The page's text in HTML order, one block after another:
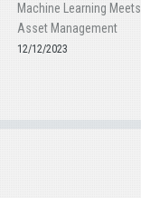
Machine Learning Meets
Asset Management
12/12/2023